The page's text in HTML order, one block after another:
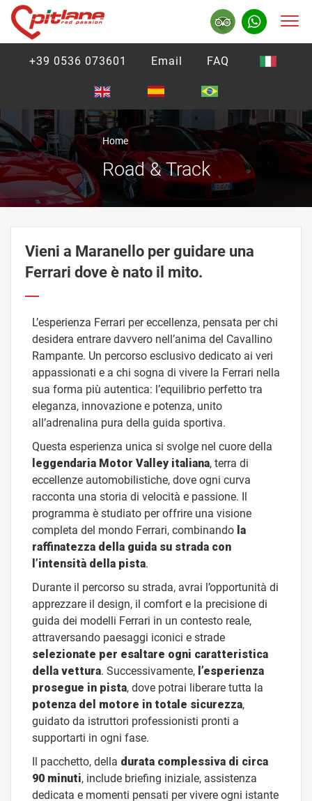
+39 0536 073601 Email FAQ
Home
Road & Track
Vieni a Maranello per guidare una
Ferrari dove è nato il mito.
L’esperienza Ferrari per eccellenza, pensata per chi
desidera entrare davvero nell’anima del Cavallino
Rampante. Un percorso esclusivo dedicato ai veri
appassionati e a chi sogna di vivere la Ferrari nella
sua forma più autentica: l’equilibrio perfetto tra
eleganza, innovazione e potenza, unito
all’adrenalina pura della guida sportiva.
Questa esperienza unica si svolge nel cuore della
leggendaria Motor Valley italiana, terra di
eccellenze automobilistiche, dove ogni curva
racconta una storia di velocità e passione. Il
programma è studiato per offrire una visione
completa del mondo Ferrari, combinando la
raffinatezza della guida su strada con
l’intensità della pista.
Durante il percorso su strada, avrai l’opportunità di
apprezzare il design, il comfort e la precisione di
guida dei modelli Ferrari in un contesto reale,
attraversando paesaggi iconici e strade
selezionate per esaltare ogni caratteristica
della vettura. Successivamente, l’esperienza
prosegue in pista, dove potrai liberare tutta la
potenza del motore in totale sicurezza,
guidato da istruttori professionisti pronti a
supportarti in ogni fase.
Il pacchetto, della durata complessiva di circa
90 minuti, include briefing iniziale, assistenza
dedicata e momenti pensati per vivere ogni istante